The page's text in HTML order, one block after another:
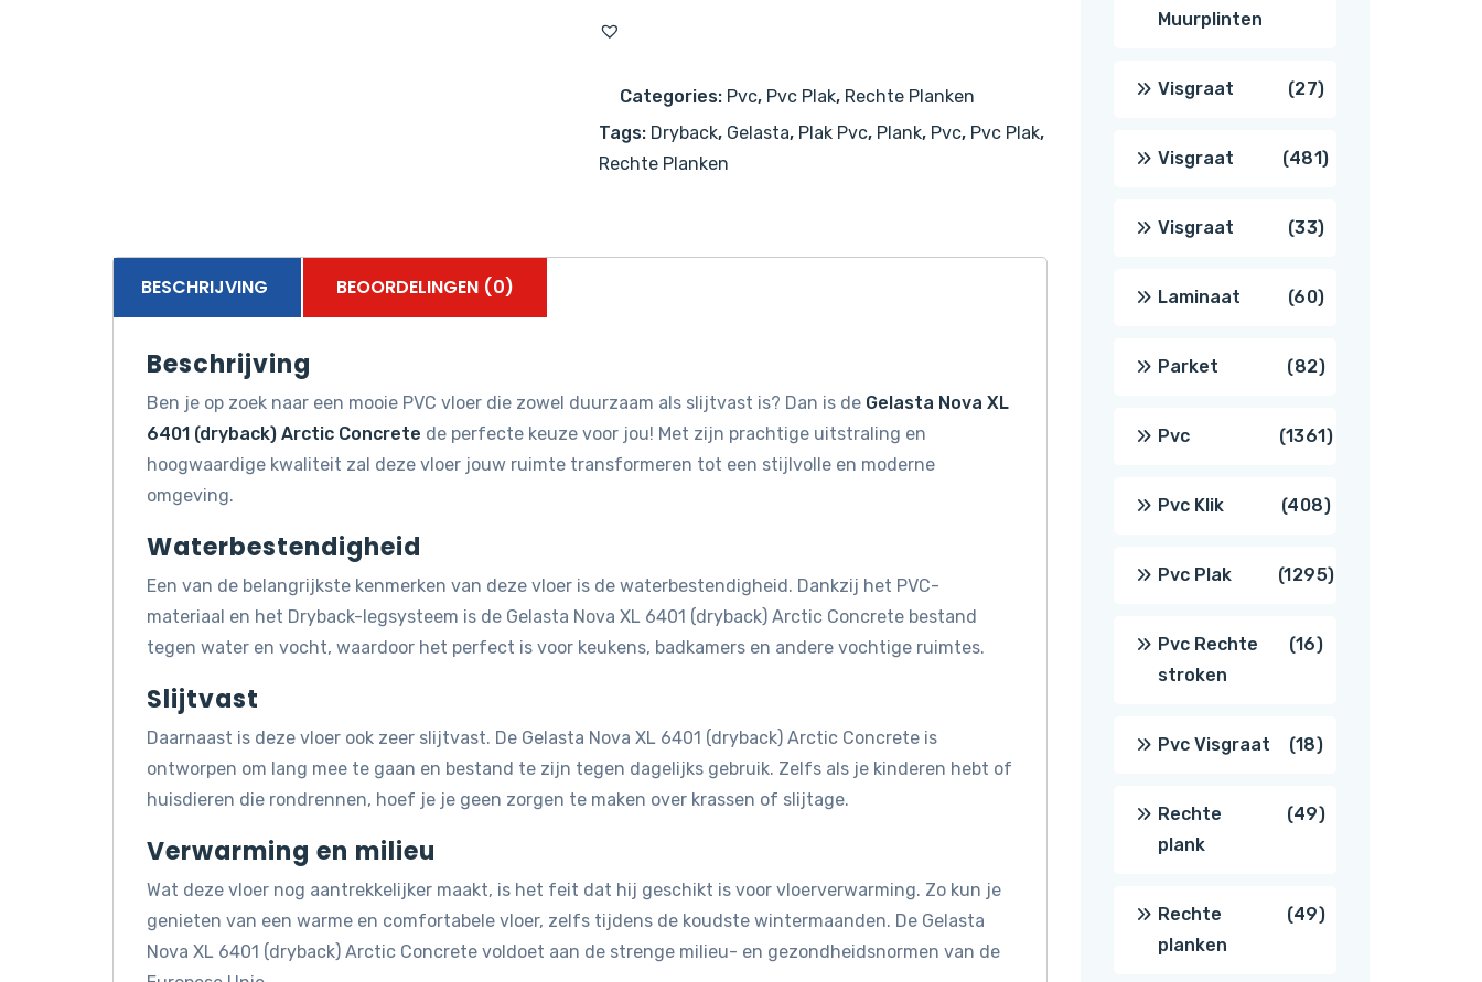
6401
Arctic
Concrete
aantal
Categories: Pvc, Pvc Plak, Rechte Planken
Tags: Dryback, Gelasta, Plak Pvc, Plank, Pvc, Pvc Plak,
Rechte Planken
BESCHRIJVING BEOORDELINGEN (0)
Beschrijving
Ben je op zoek naar een mooie PVC vloer die zowel duurzaam als slijtvast is? Dan is de Gelasta Nova XL
6401 (dryback) Arctic Concrete de perfecte keuze voor jou! Met zijn prachtige uitstraling en
hoogwaardige kwaliteit zal deze vloer jouw ruimte transformeren tot een stijlvolle en moderne
omgeving.
Waterbestendigheid
Een van de belangrijkste kenmerken van deze vloer is de waterbestendigheid. Dankzij het PVC-
materiaal en het Dryback-legsysteem is de Gelasta Nova XL 6401 (dryback) Arctic Concrete bestand
tegen water en vocht, waardoor het perfect is voor keukens, badkamers en andere vochtige ruimtes.
Slijtvast
Daarnaast is deze vloer ook zeer slijtvast. De Gelasta Nova XL 6401 (dryback) Arctic Concrete is
ontworpen om lang mee te gaan en bestand te zijn tegen dagelijks gebruik. Zelfs als je kinderen hebt of
huisdieren die rondrennen, hoef je je geen zorgen te maken over krassen of slijtage.
Verwarming en milieu
Wat deze vloer nog aantrekkelijker maakt, is het feit dat hij geschikt is voor vloerverwarming. Zo kun je
genieten van een warme en comfortabele vloer, zelfs tijdens de koudste wintermaanden. De Gelasta
Nova XL 6401 (dryback) Arctic Concrete voldoet aan de strenge milieu- en gezondheidsnormen van de
Muurplinten
Visgraat 2727
producten
Visgraat 481481
Visgraat 3333
producten
Laminaat 6060
producten
Parket 8282
producten
Pvc 13611361
producten
Pvc Klik 408408
producten
Pvc Plak 12951295
Pvc Rechte
stroken
1616
Pvc Visgraat 1818
producten
Rechte
plank
4949
Rechte
planken
4949